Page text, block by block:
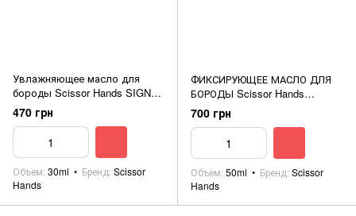
Увлажняющее масло для
бороды Scissor Hands SIGNAL
30ml
470 грн
Объем 30ml Бренд Scissor
Hands
ФИКСИРУЮЩЕЕ МАСЛО ДЛЯ
БОРОДЫ Scissor Hands
PANZER 50ml
700 грн
Объем 50ml Бренд Scissor
Hands